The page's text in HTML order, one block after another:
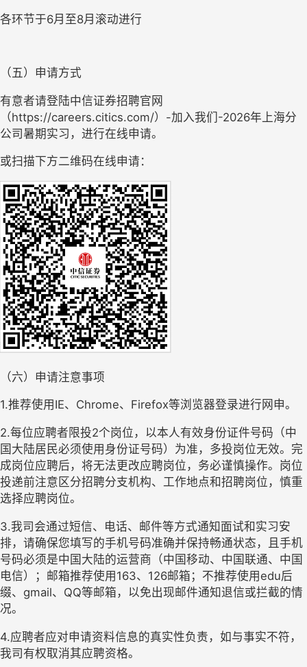
各环节于6月至8月滚动进行
（五）申请方式
有意者请登陆中信证券招聘官网
（https://careers.citics.com/）-加入我们-2026年 上海分
公司暑期实习，进行在线申请。
或扫描下方二维码在线申请：
（六）申请注意事项
1.推荐使用IE、Chrome、Firefox等浏览器登录进行网申。
2.每位应聘者限投2个岗位，以本人有效身份证件号码（中
国大陆居民必须使用身份证号码）为准，多投岗位无效。完
成岗位应聘后，将无法更改应聘岗位，务必谨慎操作。岗位
投递前注意区分招聘分支机构、工作地点和招聘岗位，慎重
选择应聘岗位。
3.我司会通过短信、电话、邮件等方式通知面试和实习安
排，请确保您填写的手机号码准确并保持畅通状态，且手机
号码必须是中国大陆的运营商（中国移动、中国联通、中国
电信）；邮箱推荐使用163、126邮箱；不推荐使用edu后
缀、gmail、QQ等邮箱，以免出现邮件通知退信或拦截的情
况。
4.应聘者应对申请资料信息的真实性负责，如与事实不符，
我司有权取消其应聘资格。